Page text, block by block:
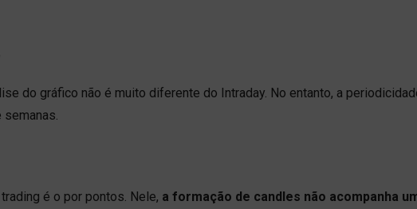
do gráfico não é muito diferente do Intraday. No entanto, a
é o por pontos. Nele, a formação de candles não acompanha